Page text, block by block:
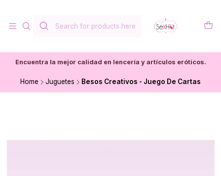
Encuentra la mejor calidad en lencería y artículos eróticos.
Home Juguetes Besos Creativos - Juego De Cartas